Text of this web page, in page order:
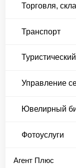
Торговля,
Транспорт
Управление
Ювелирный
Фотоуслуги
Агент Плюс